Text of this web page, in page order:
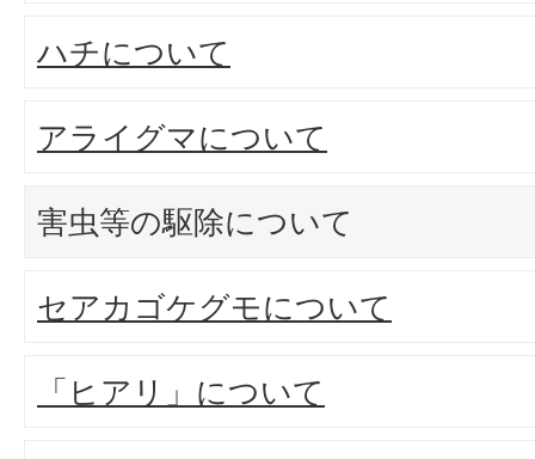
ハチについて
アライグマについて
害虫等の駆除について
セアカゴケグモについて
「ヒアリ」について